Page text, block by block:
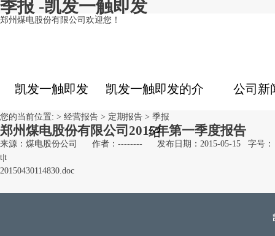
季报 -凯发一触即发
郑州煤电股份有限公司欢迎您！
凯发一触即发 凯发一触即发的介
绍
公司新
您的当前位置: > 经营报告 > 定期报告 > 季报
郑州煤电股份有限公司2015年第一季度报告
来源：煤电股份公司 作者：-------- 发布日期：2015-05-15
字号：
t t
20150430114830.doc